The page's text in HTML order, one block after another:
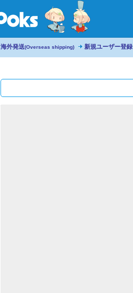
海外発送(Overseas shipping) 新規ユーザー登録